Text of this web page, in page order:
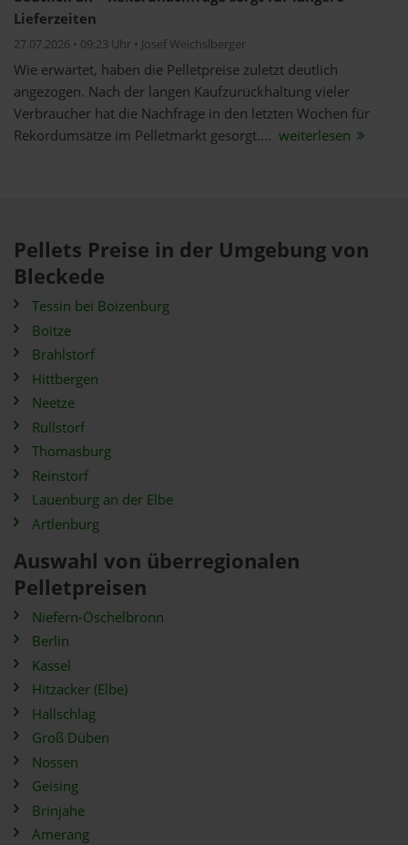
Lieferzeiten
27.07.2026 • 09:23 Uhr • Josef Weichslberger
Wie erwartet, haben die Pelletpreise zuletzt deutlich
angezogen. Nach der langen Kaufzurückhaltung vieler
Verbraucher hat die Nachfrage in den letzten Wochen für
Rekordumsätze im Pelletmarkt gesorgt.... weiterlesen
Pellets Preise in der Umgebung von
Bleckede
Tessin bei Boizenburg
Boitze
Brahlstorf
Hittbergen
Neetze
Rullstorf
Thomasburg
Reinstorf
Lauenburg an der Elbe
Artlenburg
Auswahl von überregionalen
Pelletpreisen
Niefern-Öschelbronn
Berlin
Kassel
Hitzacker (Elbe)
Hallschlag
Groß Düben
Nossen
Geising
Brinjahe
Amerang